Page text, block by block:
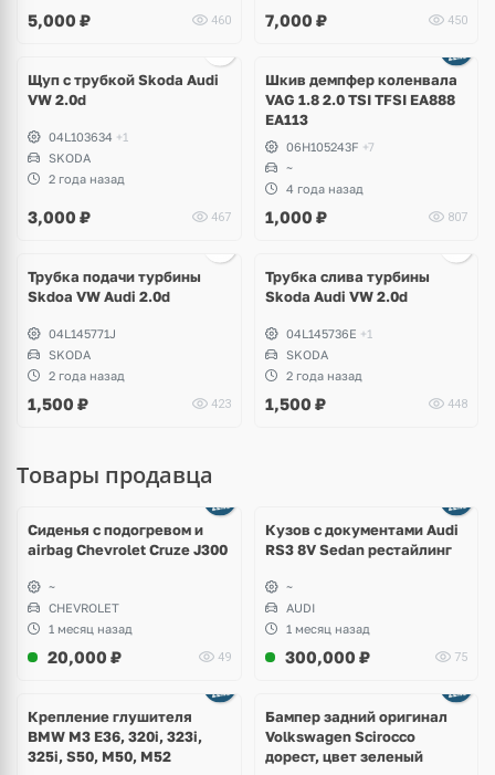
5,000 ₽ 460 7,000 ₽ 450
Щуп с трубкой Skoda Audi
VW 2.0d
04L103634 +1
SKODA
2 года назад
3,000 ₽ 467
Шкив демпфер коленвала
VAG 1.8 2.0 TSI TFSI EA888
EA113
06H105243F +7
~
4 года назад
1,000 ₽ 807
Трубка подачи турбины
Skdoa VW Audi 2.0d
04L145771J
SKODA
2 года назад
1,500 ₽ 423
Трубка слива турбины
Skoda Audi VW 2.0d
04L145736E +1
SKODA
2 года назад
1,500 ₽ 448
Товары продавца
Сиденья с подогревом и
airbag Chevrolet Cruze J300
~
CHEVROLET
1 месяц назад
20,000 ₽ 49
Кузов с документами Audi
RS3 8V Sedan рестайлинг
~
AUDI
1 месяц назад
300,000 ₽ 75
Крепление глушителя
BMW M3 E36, 320i, 323i,
325i, S50, M50, M52
Бампер задний оригинал
Volkswagen Scirocco
дорест, цвет зеленый